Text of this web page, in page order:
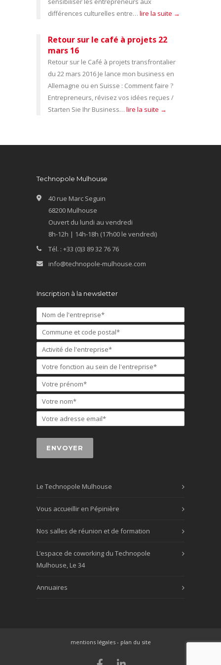
différences culturelles entre… lire la suite →
Retour sur le café à projets 22
mars 16
Retour sur le Café à projets transfrontalier
du 22 mars 2016 Je lance mon business en
Allemagne ou en Suisse : Comment faire ?
Entrepreneurs, révisez vos idées reçues /
Starten Sie Ihr Business… lire la suite →
Technopole Mulhouse
40 rue Marc Seguin
68200 Mulhouse
Ouvert du lundi au vendredi
8h-12h | 14h-18h (17h00 le vendredi)
Tél. : +33 (0)3 89 32 76 76
info@technopole-mulhouse.com
Inscription à la newsletter
Le Technopole Mulhouse
Vous accueillir en Pépinière
Nos salles de réunion et de formation
L’espace de coworking du Technopole
Mulhouse, Le 34
Annuaires
mentions légales- plan du site